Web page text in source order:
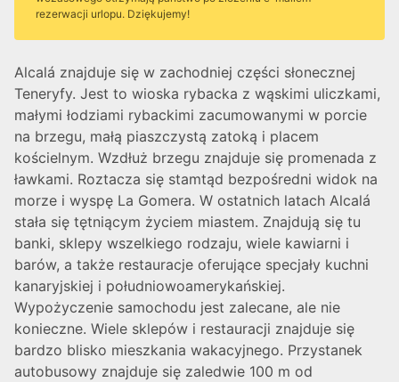
Alcalá znajduje się w zachodniej części słonecznej
Teneryfy. Jest to wioska rybacka z wąskimi uliczkami,
małymi łodziami rybackimi zacumowanymi w porcie
na brzegu, małą piaszczystą zatoką i placem
kościelnym. Wzdłuż brzegu znajduje się promenada z
ławkami. Roztacza się stamtąd bezpośredni widok na
morze i wyspę La Gomera. W ostatnich latach Alcalá
stała się tętniącym życiem miastem. Znajdują się tu
banki, sklepy wszelkiego rodzaju, wiele kawiarni i
barów, a także restauracje oferujące specjały kuchni
kanaryjskiej i południowoamerykańskiej.
Wypożyczenie samochodu jest zalecane, ale nie
konieczne. Wiele sklepów i restauracji znajduje się
bardzo blisko mieszkania wakacyjnego. Przystanek
autobusowy znajduje się zaledwie 100 m od
rezerwacji urlopu. Dziękujemy!